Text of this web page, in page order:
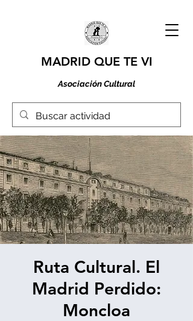
MADRID QUE TE VI
Asociación Cultural
Ruta Cultural. El
Madrid Perdido:
Moncloa